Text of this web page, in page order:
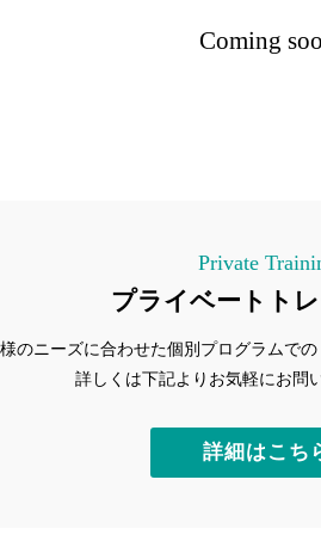
Coming
Private
プライベートト
のニーズに合わせた個別プログラムで
詳しくは下記よりお気軽にお問
詳細はこち